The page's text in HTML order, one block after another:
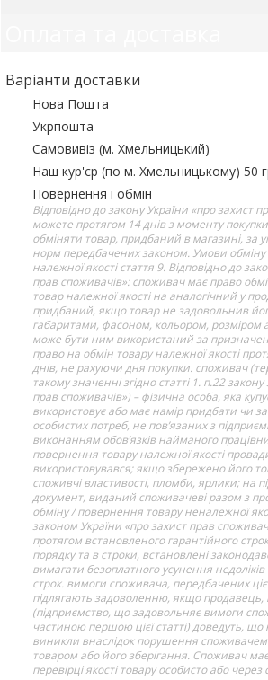
Варіанти доставки
Нова Пошта
Укрпошта
Самовивіз (м. Хмельницький)
Наш кур'єр (по м. Хмельницькому) 50
Повернення і обмін
Відповідно до закону України «про захист
можете протягом 14 днів з моменту
обміняти товар, придбаний в магазині, за
норм передбачених законом. Умови
належної якості стаття 9. Відповідно до
прав споживачів»: споживач має право
товар належної якості на аналогічний у
придбаний, якщо товар не задовольнив
габаритами, фасоном, кольором, розміром
може бути ним використаний за
право на обмін товару належної якості
днів, не рахуючи дня покупки. споживач
такому значенні згідно статті 1. п.22
прав споживачів») – фізична особа, яка
використовує або має намір придбати чи
особистих потреб, не пов’язаних з
виконанням обов’язків найманого
повернення товару належної якості
використовувався; якщо збережено його
споживчі властивості, пломби, ярлики; на
документ, виданий споживачеві разом з
обміну / повернення товару неналежної
законом України «про захист прав
протягом встановленого гарантійного
порядку та в строки, встановлені
вимагати безоплатного усунення
строк. вимоги споживача, передбачених
підлягають задоволенню, якщо
(підприємство, що задовольняє вимоги
частиною першою цієї статті) доведуть, що
виникли внаслідок порушення
товаром або його зберігання. Споживач
перевірці якості товару особисто або